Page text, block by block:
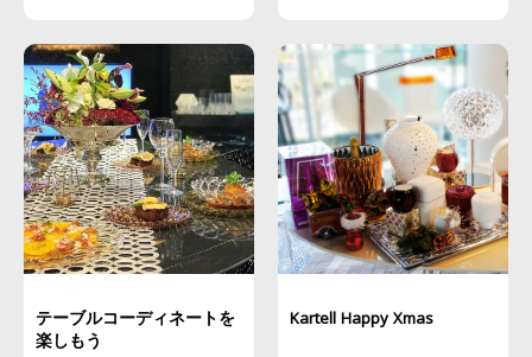
テーブルコーディネートを
楽しもう
Kartell Happy Xmas